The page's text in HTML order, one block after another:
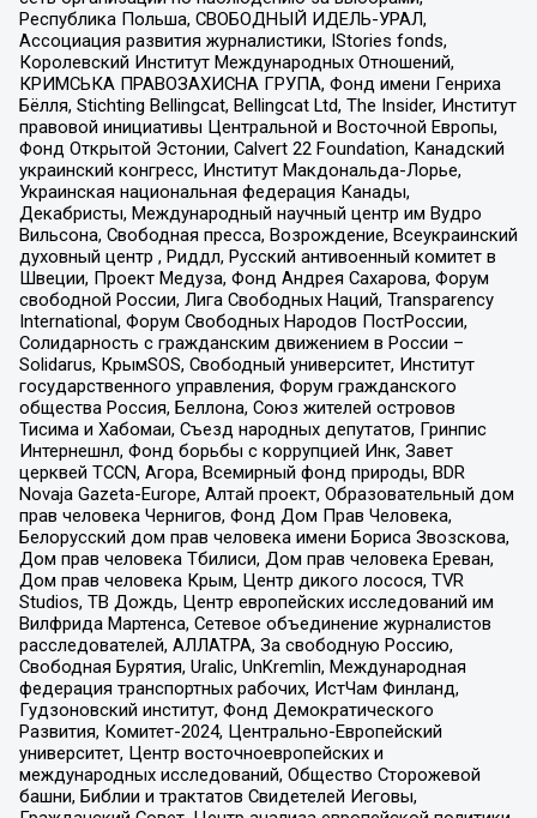
Республика Польша, СВОБОДНЫЙ ИДЕЛЬ-УРАЛ,
Ассоциация развития журналистики, IStories fonds,
Королевский Институт Международных Отношений,
КРИМСЬКА ПРАВОЗАХИСНА ГРУПА, Фонд имени Генриха
Бёлля, Stichting Bellingcat, Bellingcat Ltd, The Insider, Институт
правовой инициативы Центральной и Восточной Европы,
Фонд Открытой Эстонии, Calvert 22 Foundation, Канадский
украинский конгресс, Институт Макдональда-Лорье,
Украинская национальная федерация Канады,
Декабристы, Международный научный центр им Вудро
Вильсона, Свободная пресса, Возрождение, Всеукраинский
духовный центр , Риддл, Русский антивоенный комитет в
Швеции, Проект Медуза, Фонд Андрея Сахарова, Форум
свободной России, Лига Свободных Наций, Transparеncy
International, Форум Свободных Народов ПостРоссии,
Солидарность с гражданским движением в России –
Solidarus, КрымSOS, Свободный университет, Институт
государственного управления, Форум гражданского
общества Россия, Беллона, Союз жителей островов
Тисима и Хабомаи, Съезд народных депутатов, Гринпис
Интернешнл, Фонд борьбы с коррупцией Инк, Завет
церквей TCCN, Агора, Всемирный фонд природы, BDR
Novaja Gazeta-Europe, Алтай проект, Образовательный дом
прав человека Чернигов, Фонд Дом Прав Человека,
Белорусский дом прав человека имени Бориса Звозскова,
Дом прав человека Тбилиси, Дом прав человека Ереван,
Дом прав человека Крым, Центр дикого лосося, TVR
Studios, ТВ Дождь, Центр европейских исследований им
Вилфрида Мартенса, Сетевое объединение журналистов
расследователей, АЛЛАТРА, За свободную Россию,
Свободная Бурятия, Uralic, UnKremlin, Международная
федерация транспортных рабочих, ИстЧам Финланд,
Гудзоновский институт, Фонд Демократического
Развития, Комитет-2024, Центрально-Европейский
университет, Центр восточноевропейских и
международных исследований, Общество Сторожевой
башни, Библии и трактатов Свидетелей Иеговы,